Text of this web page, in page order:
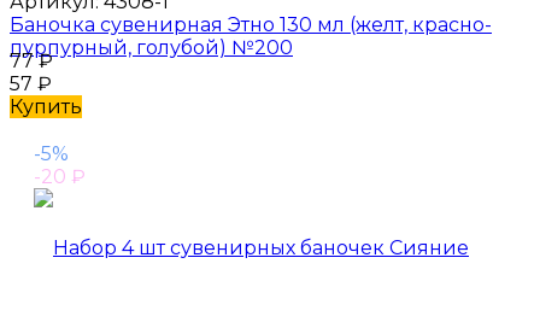
Баночка сувенирная Этно 130 мл (желт, красно-
пурпурный, голубой) №200
77₽
57 ₽
Купить
-5%
-20 ₽